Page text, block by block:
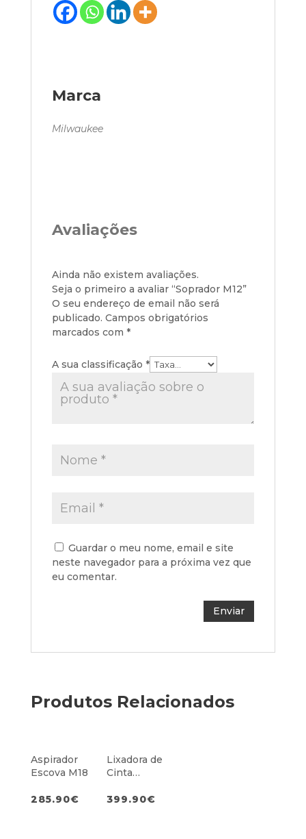
Marca
Milwaukee
Avaliações
Ainda não existem avaliações.
Seja o primeiro a avaliar “Soprador M12”
O seu endereço de email não será
publicado. Campos obrigatórios
marcados com *
A sua classificação *
Guardar o meu nome, email e site
neste navegador para a próxima vez que
eu comentar.
Produtos Relacionados
Aspirador
Escova M18
285.90€
Lixadora de
Cinta
13mm M12
399.90€